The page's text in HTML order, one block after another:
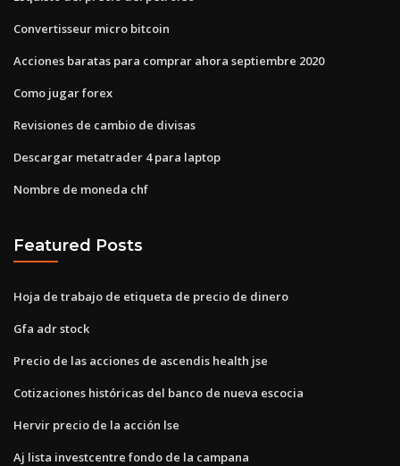
Convertisseur micro bitcoin
Acciones baratas para comprar ahora septiembre 2020
Como jugar forex
Revisiones de cambio de divisas
Descargar metatrader 4 para laptop
Nombre de moneda chf
Featured Posts
Hoja de trabajo de etiqueta de precio de dinero
Gfa adr stock
Precio de las acciones de ascendis health jse
Cotizaciones históricas del banco de nueva escocia
Hervir precio de la acción lse
Aj lista investcentre fondo de la campana